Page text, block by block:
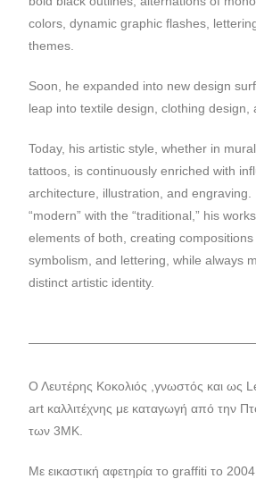
colors, dynamic graphic flashes,
themes.
Soon, he expanded into new design
leap into textile design, clothing design,
Today, his artistic style, whether in
tattoos, is continuously enriched with
architecture, illustration, and engraving.
“modern” with the “traditional,” his
elements of both, creating compositions
symbolism, and lettering, while always
distinct artistic identity.
Ο Λευτέρης Κοκολιός ,γνωστός και ως
art καλλιτέχνης με καταγωγή από την
των 3ΜΚ.
Με εικαστική αφετηρία το graffiti το 2004